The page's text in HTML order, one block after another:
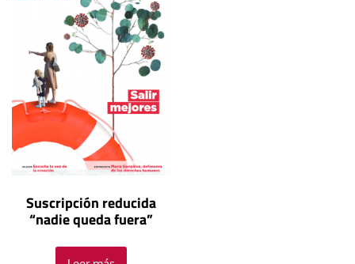
Suscripción reducida
“nadie queda fuera”